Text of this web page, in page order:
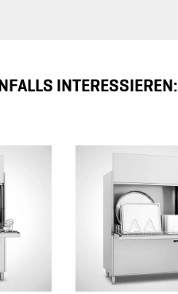
INTERESSIEREN: